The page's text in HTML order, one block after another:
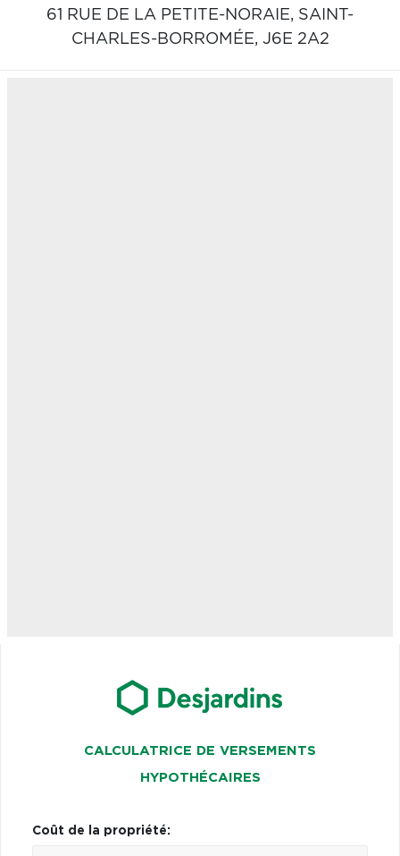
61 RUE DE LA PETITE-NORAIE, SAINT-
CHARLES-BORROMÉE, J6E 2A2
CALCULATRICE DE VERSEMENTS
HYPOTHÉCAIRES
Coût de la propriété: